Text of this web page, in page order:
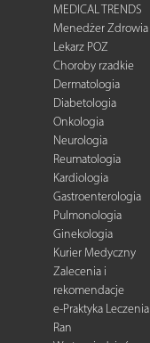
MEDICAL TRENDS
Menedżer Zdrowia
Lekarz POZ
Choroby rzadkie
Dermatologia
Diabetologia
Onkologia
Neurologia
Reumatologia
Kardiologia
Gastroenterologia
Pulmonologia
Ginekologia
Kurier Medyczny
Zalecenia i
rekomendacje
e-Praktyka Leczenia
Ran